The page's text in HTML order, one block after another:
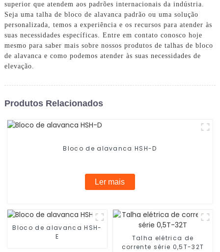
superior que atendem aos padrões internacionais da indústria.
Seja uma talha de bloco de alavanca padrão ou uma solução
personalizada, temos a experiência e os recursos para atender às
suas necessidades específicas. Entre em contato conosco hoje
mesmo para saber mais sobre nossos produtos de talhas de bloco
de alavanca e como podemos atender às suas necessidades de
elevação.
Produtos Relacionados
Bloco de alavanca HSH-D
Ler mais
Bloco de alavanca HSH-
E
Talha elétrica de
corrente série 0,5T-32T